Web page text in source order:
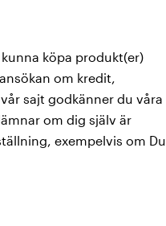
köpa produkt(er)
om kredit,
sajt godkänner du våra
om dig själv är
exempelvis om Du